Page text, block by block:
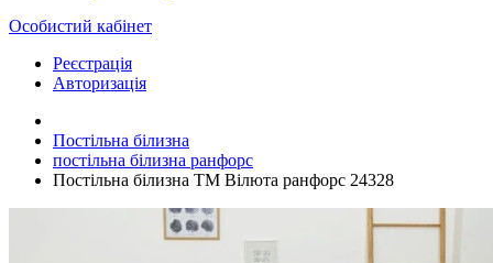
Особистий кабінет
Реєстрація
Авторизація
Постільна білизна
постільна білизна ранфорс
Постільна білизна ТМ Вілюта ранфорс 24328